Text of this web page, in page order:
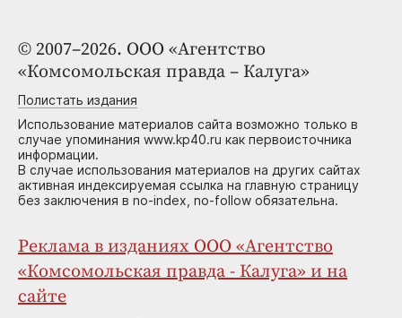
© 2007–2026. ООО «Агентство
«Комсомольская правда – Калуга»
Полистать издания
Использование материалов сайта возможно только в
случае упоминания www.kp40.ru как первоисточника
информации.
В случае использования материалов на других сайтах
активная индексируемая ссылка на главную страницу
без заключения в no-index, no-follow обязательна.
Реклама в изданиях ООО «Агентство
«Комсомольская правда - Калуга» и на
сайте